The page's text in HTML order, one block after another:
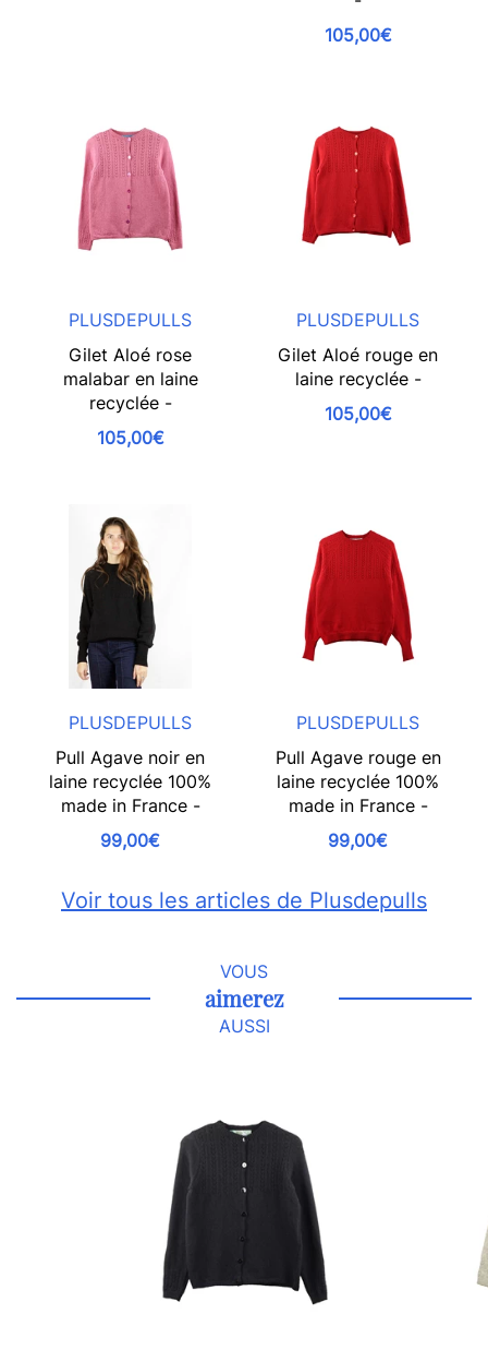
105,00€
PLUSDEPULLS
Gilet Aloé rose
malabar en laine
recyclée -
105,00€
PLUSDEPULLS
Gilet Aloé rouge en
laine recyclée -
105,00€
PLUSDEPULLS
Pull Agave noir en
laine recyclée 100%
made in France -
99,00€
PLUSDEPULLS
Pull Agave rouge en
laine recyclée 100%
made in France -
99,00€
Voir tous les articles de Plusdepulls
VOUS
aimerez
AUSSI